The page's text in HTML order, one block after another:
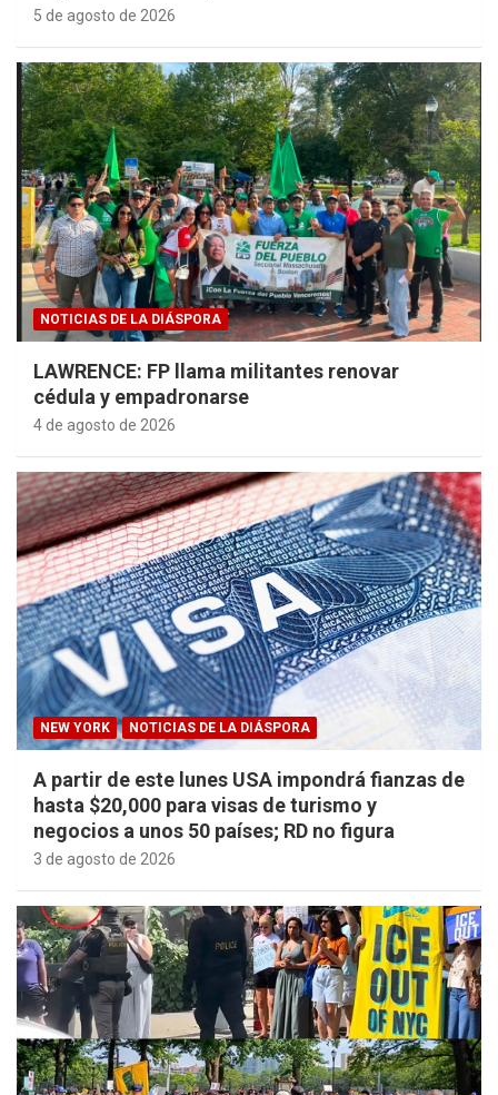
5 de agosto de 2026
NOTICIAS DE LA DIÁSPORA
LAWRENCE: FP llama militantes renovar
cédula y empadronarse
4 de agosto de 2026
NEW YORK NOTICIAS DE LA DIÁSPORA
A partir de este lunes USA impondrá fianzas de
hasta $20,000 para visas de turismo y
negocios a unos 50 países; RD no figura
3 de agosto de 2026